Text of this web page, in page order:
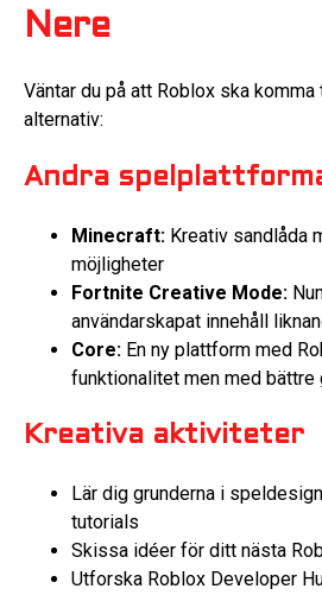
Nere
Väntar du på att Roblox ska komma
alternativ:
Andra
Minecraft: Kreativ sandlåda
möjligheter
Fortnite Creative Mode:
användarskapat innehåll
Core: En ny plattform med
funktionalitet men med bättre
Kreativa aktiviteter
Lär dig grunderna i
tutorials
Skissa idéer för ditt nästa
Utforska Roblox Developer